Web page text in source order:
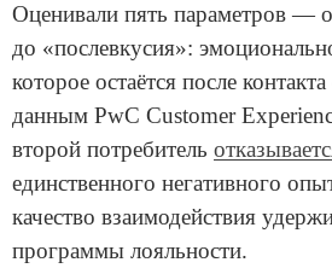
Оценивали пять параметров —
до «послевкусия»:
которое остаётся после
данным PwC Customer
второй потребитель
единственного негативного
качество взаимодействия
программы лояльности.